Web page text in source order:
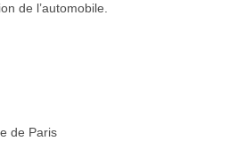
de l’automobile.
de Paris